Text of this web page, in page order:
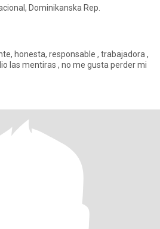
Dominikanska Rep.
honesta, responsable , trabajadora ,
las mentiras , no me gusta perder mi